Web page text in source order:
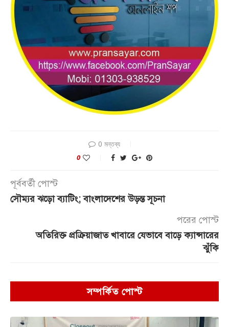
0 মন্তব্য
0
পূর্ববর্তী পোস্ট
সৌম্যর ঝড়ো ব্যাটিং; বাংলাদেশের উড়ন্ত সূচনা
পরের পোস্ট
অতিরিক্ত প্রক্রিয়াজাত খাবারে যেভাবে বাড়ে ক্যান্সারের
ঝুঁকি
সম্পর্কিত পোস্ট